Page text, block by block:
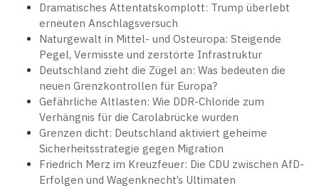
Dramatisches Attentatskomplott: Trump überlebt
erneuten Anschlagsversuch
Naturgewalt in Mittel- und Osteuropa: Steigende
Pegel, Vermisste und zerstörte Infrastruktur
Deutschland zieht die Zügel an: Was bedeuten die
neuen Grenzkontrollen für Europa?
Gefährliche Altlasten: Wie DDR-Chloride zum
Verhängnis für die Carolabrücke wurden
Grenzen dicht: Deutschland aktiviert geheime
Sicherheitsstrategie gegen Migration
Friedrich Merz im Kreuzfeuer: Die CDU zwischen AfD-
Erfolgen und Wagenknecht’s Ultimaten